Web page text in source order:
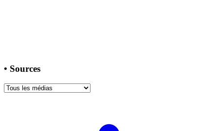
• Sources